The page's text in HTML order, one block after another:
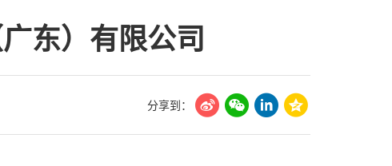
碳中和
美国临床肿瘤学会(ASCO)
娱乐时尚与艺术
新加坡
东）有限公司
分享到：